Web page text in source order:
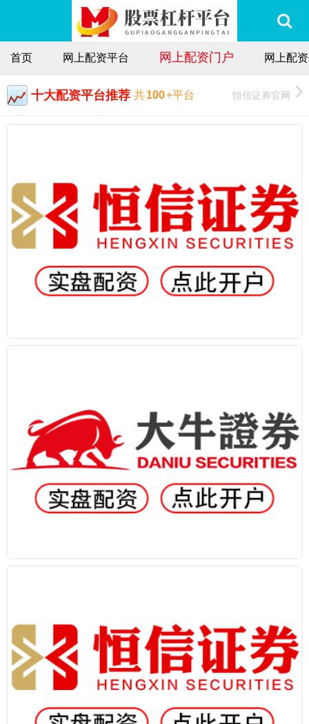
首页 网上配资平台 网上配资门户 网上配
十大配资平台推荐 共100+平台 恒信证券官网